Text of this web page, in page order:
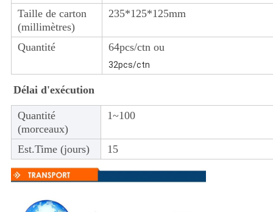
Taille de carton
(millimètres)
235*125*125mm
Quantité 64pcs/ctn ou
32pcs/ctn
Délai d'exécution
Quantité
(morceaux)
1~100
Est.Time (jours) 15